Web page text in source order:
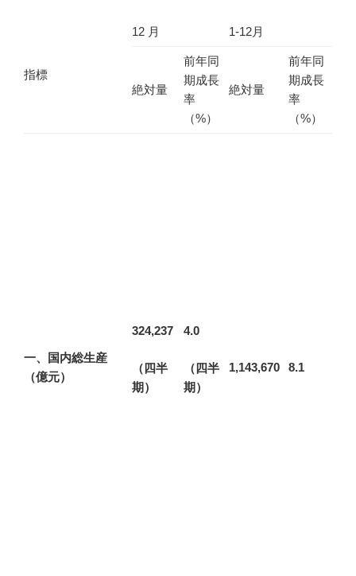
指標
12 月 1-12月
絶対量
前年同
期成長
率
（%）
絶対量
前年同
期成長
率
（%）
一、国内総生産
（億元）
324,237
（四半
期）
4.0
（四半
期）
1,143,670 8.1